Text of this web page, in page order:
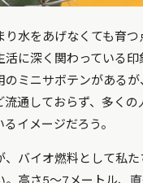
り水をあげなくても育
活に深く関わっている
のミニサボテンがある
流通しておらず、多くの
イメージだろう。
、バイオ燃料として私